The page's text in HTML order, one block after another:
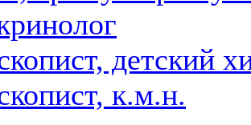
детский
к.м.н.